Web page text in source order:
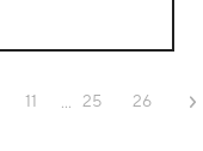
11 ... 25 26